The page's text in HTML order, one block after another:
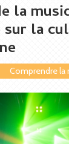
la
la
Comprendre la